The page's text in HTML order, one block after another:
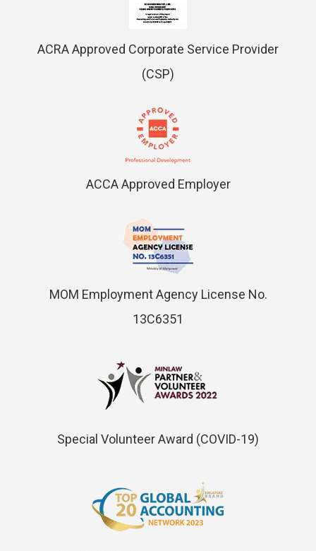
ACRA Approved Corporate Service Provider
(CSP)
ACCA Approved Employer
MOM Employment Agency License No.
13C6351
Special Volunteer Award (COVID-19)